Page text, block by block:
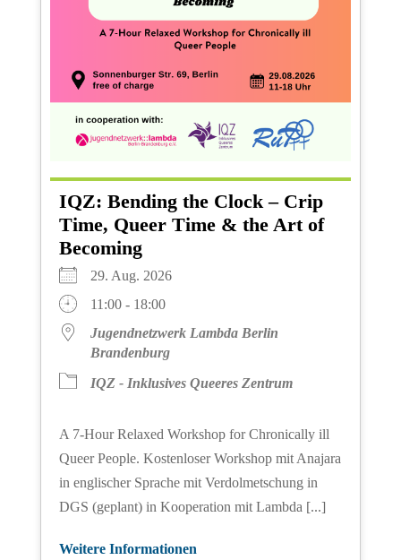
IQZ: Bending the Clock – Crip
Time, Queer Time & the Art of
Becoming
29. Aug. 2026
11:00 - 18:00
Jugendnetzwerk Lambda Berlin
Brandenburg
IQZ - Inklusives Queeres Zentrum
A 7-Hour Relaxed Workshop for Chronically ill
Queer People. Kostenloser Workshop mit Anajara
in englischer Sprache mit Verdolmetschung in
DGS (geplant) in Kooperation mit Lambda [...]
Weitere Informationen